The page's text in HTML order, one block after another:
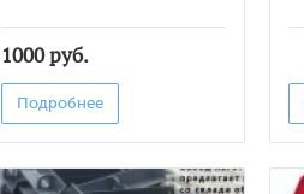
1000 руб.
Подробнее